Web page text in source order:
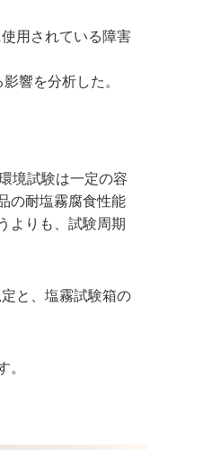
用されている障害
響を分析した。
境試験は一定の容
の耐塩霧腐食性能
よりも、試験周期
と、塩霧試験箱の
。